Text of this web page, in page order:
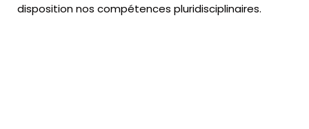
disposition nos compétences pluridisciplinaires.